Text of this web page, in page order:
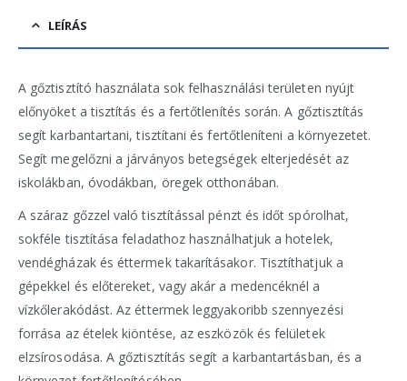
LEÍRÁS
A gőztisztító használata sok felhasználási területen nyújt
előnyöket a tisztítás és a fertőtlenítés során. A gőztisztítás
segít karbantartani, tisztítani és fertőtleníteni a környezetet.
Segít megelőzni a járványos betegségek elterjedését az
iskolákban, óvodákban, öregek otthonában.
A száraz gőzzel való tisztítással pénzt és időt spórolhat,
sokféle tisztítása feladathoz használhatjuk a hotelek,
vendégházak és éttermek takarításakor. Tisztíthatjuk a
gépekkel és előtereket, vagy akár a medencéknél a
vízkőlerakódást. Az éttermek leggyakoribb szennyezési
forrása az ételek kiöntése, az eszközök és felületek
elzsírosodása. A gőztisztítás segít a karbantartásban, és a